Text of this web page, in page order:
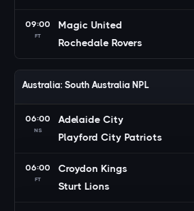
09:00
FT
Magic United
Rochedale Rovers
Australia: South Australia NPL
06:00
NS
Adelaide City
Playford City Patriots
06:00
FT
Croydon Kings
Sturt Lions